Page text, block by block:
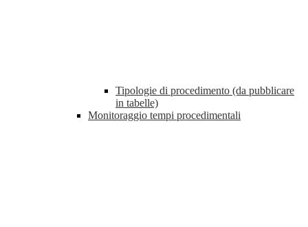
Tipologie di procedimento (da pubblicare
in tabelle)
Monitoraggio tempi procedimentali